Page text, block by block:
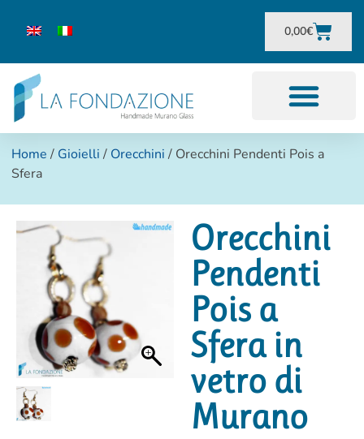
0,00€
Home / Gioielli / Orecchini / Orecchini Pendenti Pois a
Sfera
Orecchini
Pendenti
Pois a
Sfera in
vetro di
Murano